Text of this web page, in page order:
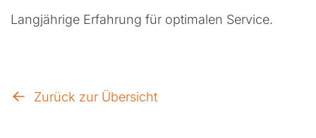
Langjährige Erfahrung für optimalen Service.
Zurück zur Übersicht